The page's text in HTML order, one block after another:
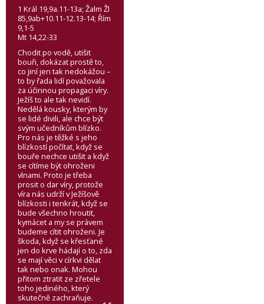
1 Král 19,9a.11-13a; Žalm Žl
85,9ab+10.11-12.13-14; Řím
9,1-5
Mt 14,22-33
Chodit po vodě, utišit
bouři, dokázat prostě to,
co jiní jen tak nedokážou –
to by řada lidí považovala
za účinnou propagaci víry.
Ježíš to ale tak nevidí.
Nedělá kousky, kterým by
se lidé divili, ale chce být
svým učedníkům blízko.
Pro nás je těžké s jeho
blízkostí počítat, když se
bouře nechce utišit a když
se cítíme být ohroženi
vlnami. Proto je třeba
prosit o dar víry, protože
víra nás udrží v Ježíšově
blízkosti i tenkrát, když se
bude všechno hroutit,
kymácet a my se právem
budeme cítit ohroženi. Je
škoda, když se křesťané
jen do krve hádají o to, zda
se mají věci v církvi dělat
tak nebo onak. Mohou
přitom ztratit ze zřetele
toho jediného, který
skutečně zachraňuje.